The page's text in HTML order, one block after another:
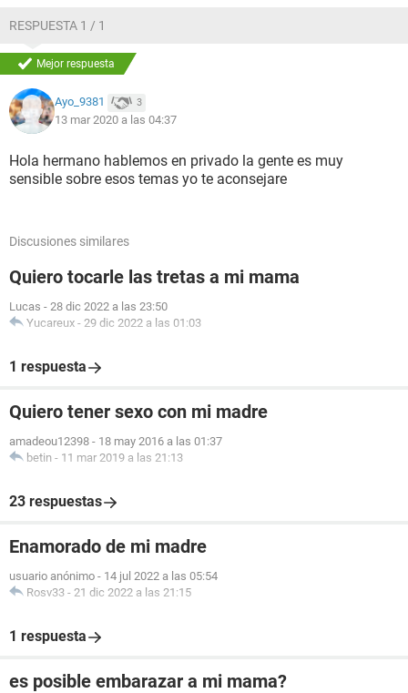
RESPUESTA 1 / 1
Mejor respuesta
Ayo_9381 3
13 mar 2020 a las 04:37
Hola hermano hablemos en privado la gente es muy
sensible sobre esos temas yo te aconsejare
Discusiones similares
Quiero tocarle las tretas a mi mama
Lucas - 28 dic 2022 a las 23:50
Yucareux - 29 dic 2022 a las 01:03
1 respuesta
Quiero tener sexo con mi madre
amadeou12398 - 18 may 2016 a las 01:37
betin - 11 mar 2019 a las 21:13
23 respuestas
Enamorado de mi madre
usuario anónimo - 14 jul 2022 a las 05:54
Rosv33 - 21 dic 2022 a las 21:15
1 respuesta
es posible embarazar a mi mama?